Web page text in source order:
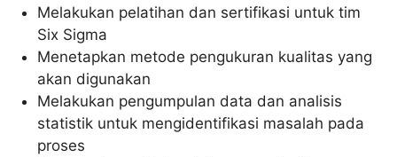
Melakukan pelatihan dan sertifikasi untuk tim
Six Sigma
Menetapkan metode pengukuran kualitas yang
akan digunakan
Melakukan pengumpulan data dan analisis
statistik untuk mengidentifikasi masalah pada
proses